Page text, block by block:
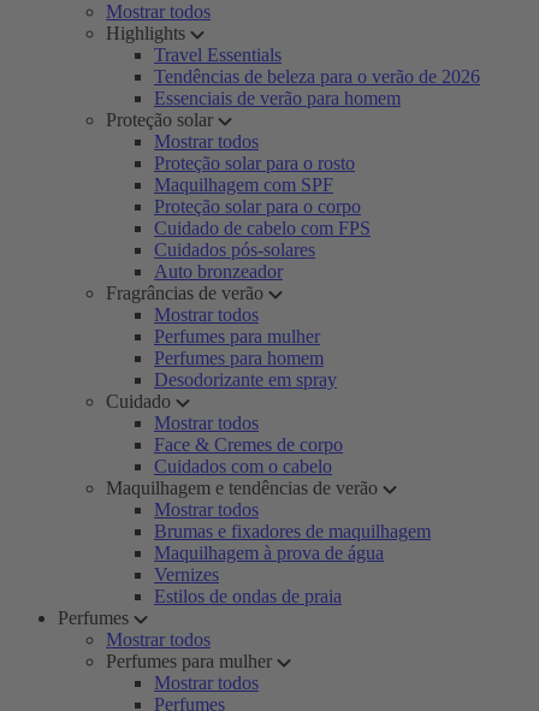
Mostrar todos
Highlights
Travel Essentials
Tendências de beleza para o verão de 2026
Essenciais de verão para homem
Proteção solar
Mostrar todos
Proteção solar para o rosto
Maquilhagem com SPF
Proteção solar para o corpo
Cuidado de cabelo com FPS
Cuidados pós-solares
Auto bronzeador
Fragrâncias de verão
Mostrar todos
Perfumes para mulher
Perfumes para homem
Desodorizante em spray
Cuidado
Mostrar todos
Face & Cremes de corpo
Cuidados com o cabelo
Maquilhagem e tendências de verão
Mostrar todos
Brumas e fixadores de maquilhagem
Maquilhagem à prova de água
Vernizes
Estilos de ondas de praia
Perfumes
Mostrar todos
Perfumes para mulher
Mostrar todos
Perfumes